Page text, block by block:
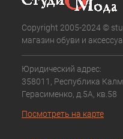
Copyright 2005-2024 ©
магазин обуви и
Юридический адрес:
358011, Республика
Герасименко, д.5А, кв.58
Посмотреть на карте